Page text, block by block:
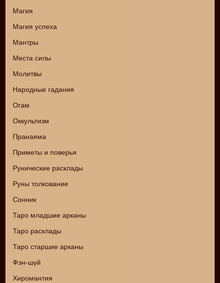
Магия
Магия успеха
Мантры
Места силы
Молитвы
Народные гадания
Огам
Оккультизм
Пранаяма
Приметы и поверья
Рунические расклады
Руны толкование
Сонник
Таро младшие арканы
Таро расклады
Таро старшие арканы
Фэн-шуй
Хиромантия